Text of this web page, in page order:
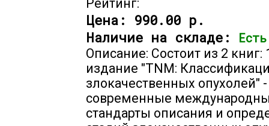
Рейтинг:
Цена: 990.00 р.
Наличие на складе:
Описание: Состоит из 2 книг:
издание "TNM:
злокачественных опухолей" -
современные
стандарты описания и